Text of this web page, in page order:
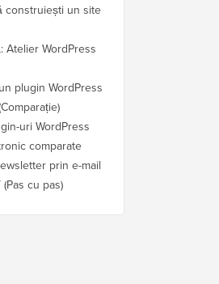
construiești un site
Atelier WordPress
plugin WordPress
uri WordPress
comparate
prin e-mail
cu pas)